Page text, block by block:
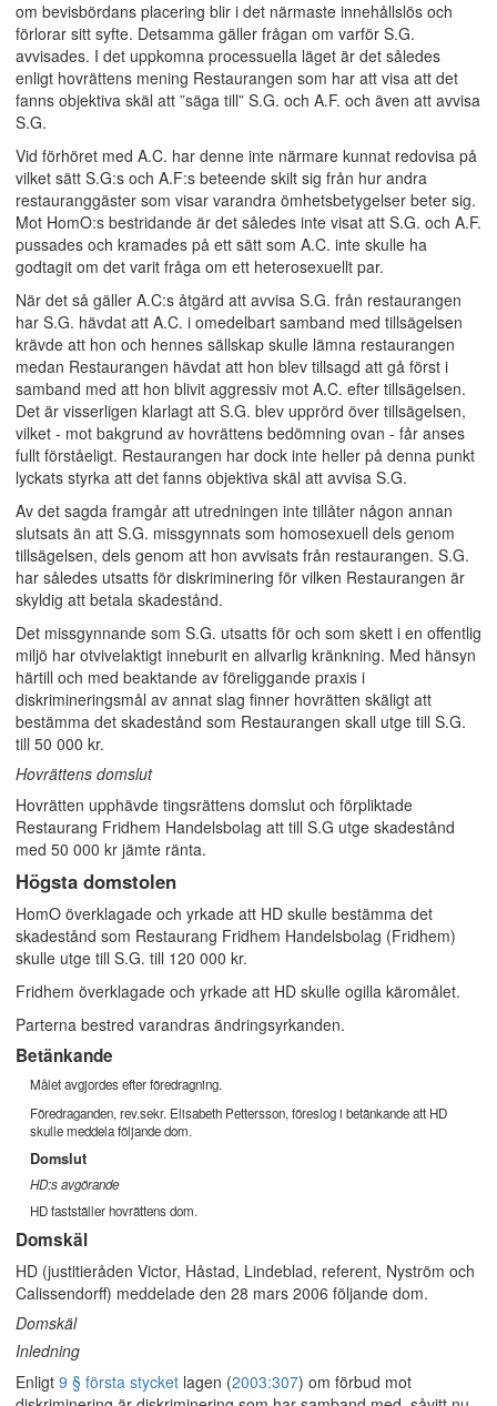
om bevisbördans placering blir i det närmaste innehållslös och
förlorar sitt syfte. Detsamma gäller frågan om varför S.G.
avvisades. I det uppkomna processuella läget är det således
enligt hovrättens mening Restaurangen som har att visa att det
fanns objektiva skäl att ”säga till” S.G. och A.F. och även att avvisa
S.G.
Vid förhöret med A.C. har denne inte närmare kunnat redovisa på
vilket sätt S.G:s och A.F:s beteende skilt sig från hur andra
restauranggäster som visar varandra ömhetsbetygelser beter sig.
Mot HomO:s bestridande är det således inte visat att S.G. och A.F.
pussades och kramades på ett sätt som A.C. inte skulle ha
godtagit om det varit fråga om ett heterosexuellt par.
När det så gäller A.C:s åtgärd att avvisa S.G. från restaurangen
har S.G. hävdat att A.C. i omedelbart samband med tillsägelsen
krävde att hon och hennes sällskap skulle lämna restaurangen
medan Restaurangen hävdat att hon blev tillsagd att gå först i
samband med att hon blivit aggressiv mot A.C. efter tillsägelsen.
Det är visserligen klarlagt att S.G. blev upprörd över tillsägelsen,
vilket - mot bakgrund av hovrättens bedömning ovan - får anses
fullt förståeligt. Restaurangen har dock inte heller på denna punkt
lyckats styrka att det fanns objektiva skäl att avvisa S.G.
Av det sagda framgår att utredningen inte tillåter någon annan
slutsats än att S.G. missgynnats som homosexuell dels genom
tillsägelsen, dels genom att hon avvisats från restaurangen. S.G.
har således utsatts för diskriminering för vilken Restaurangen är
skyldig att betala skadestånd.
Det missgynnande som S.G. utsatts för och som skett i en offentlig
miljö har otvivelaktigt inneburit en allvarlig kränkning. Med hänsyn
härtill och med beaktande av föreliggande praxis i
diskrimineringsmål av annat slag finner hovrätten skäligt att
bestämma det skadestånd som Restaurangen skall utge till S.G.
till 50 000 kr.
Hovrättens domslut
Hovrätten upphävde tingsrättens domslut och förpliktade
Restaurang Fridhem Handelsbolag att till S.G utge skadestånd
med 50 000 kr jämte ränta.
Högsta domstolen
HomO överklagade och yrkade att HD skulle bestämma det
skadestånd som Restaurang Fridhem Handelsbolag (Fridhem)
skulle utge till S.G. till 120 000 kr.
Fridhem överklagade och yrkade att HD skulle ogilla käromålet.
Parterna bestred varandras ändringsyrkanden.
Betänkande
Målet avgjordes efter föredragning.
Föredraganden, rev.sekr. Elisabeth Pettersson, föreslog i betänkande att HD
skulle meddela följande dom.
Domslut
HD:s avgörande
HD fastställer hovrättens dom.
Domskäl
HD (justitieråden Victor, Håstad, Lindeblad, referent, Nyström och
Calissendorff) meddelade den 28 mars 2006 följande dom.
Domskäl
Inledning
Enligt 9 § första stycket lagen (2003:307) om förbud mot